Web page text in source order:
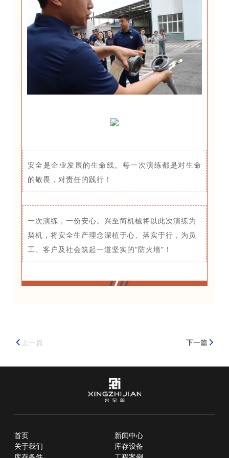
安全是企业发展的生命线。每一次演练都是对生命
的敬畏，对责任的践行！
一次演练，一份安心。兴至简机械将以此次演练为
契机，将安全生产理念深植于心、落实于行，为员
工、客户及社会筑起一道坚实的“防火墙”！
 上一篇 
下一篇
首页
新闻中心
关于我们
库存设备